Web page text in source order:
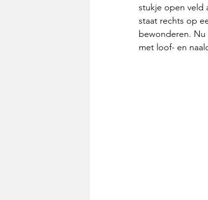
stukje open veld
staat rechts op
bewonderen. Nu
met loof- en